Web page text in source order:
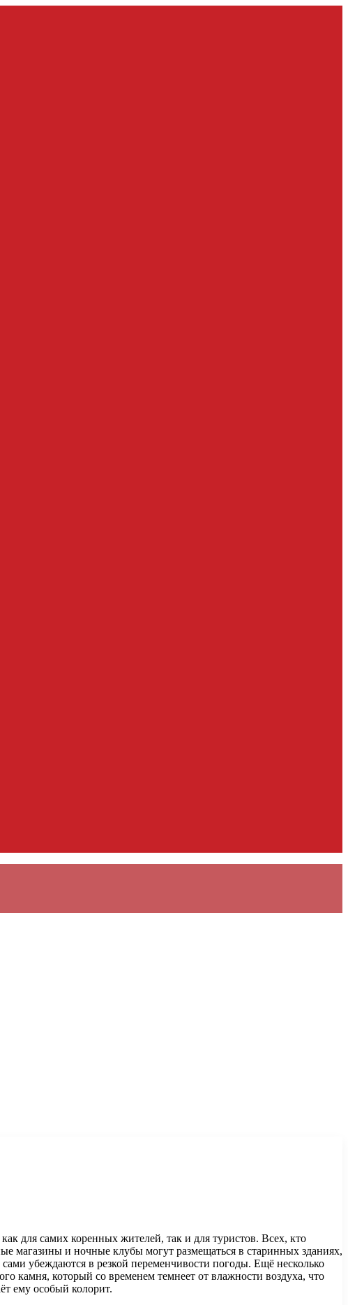
для самих коренных жителей, так и для туристов. Всех, кто
магазины и ночные клубы могут размещаться в старинных зданиях,
убеждаются в резкой переменчивости погоды. Ещё несколько
камня, который со временем темнеет от влажности воздуха, что
ему особый колорит.